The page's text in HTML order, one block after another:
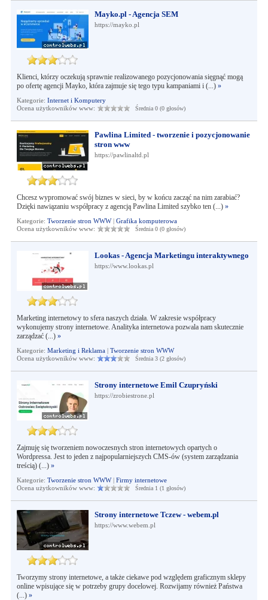
Mayko.pl - Agencja SEM
https://mayko.pl
Klienci, którzy oczekują sprawnie realizowanego pozycjonowania sięgnąć mogą
po ofertę agencji Mayko, która zajmuje się tego typu kampaniami i (...) »
Kategorie: Internet i Komputery
Ocena użytkowników www:
Średnia 0 (0 głosów)
Pawlina Limited - tworzenie i pozycjonowanie
stron www
https://pawlinaltd.pl
Chcesz wypromować swój biznes w sieci, by w końcu zacząć na nim zarabiać?
Dzięki nawiązaniu współpracy z agencją Pawlina Limited szybko ten (...) »
Kategorie: Tworzenie stron WWW| Grafika komputerowa
Ocena użytkowników www:
Średnia 0 (0 głosów)
Lookas - Agencja Marketingu interaktywnego
https://www.lookas.pl
Marketing internetowy to sfera naszych działa. W zakresie współpracy
wykonujemy strony internetowe. Analityka internetowa pozwala nam skutecznie
zarządzać (...) »
Kategorie: Marketing i Reklama| Tworzenie stron WWW
Ocena użytkowników www:
Średnia 3 (2 głosów)
Strony internetowe Emil Czupryński
https://zrobiestrone.pl
Zajmuję się tworzeniem nowoczesnych stron internetowych opartych o
Wordpressa. Jest to jeden z najpopularniejszych CMS-ów (system zarządzania
treścią) (...) »
Kategorie: Tworzenie stron WWW| Firmy internetowe
Ocena użytkowników www:
Średnia 1 (1 głosów)
Strony internetowe Tczew - webem.pl
https://www.webem.pl
Tworzymy strony internetowe, a także ciekawe pod względem graficznym sklepy
online wpisujące się w potrzeby grupy docelowej. Rozwijamy również Państwa
(...) »